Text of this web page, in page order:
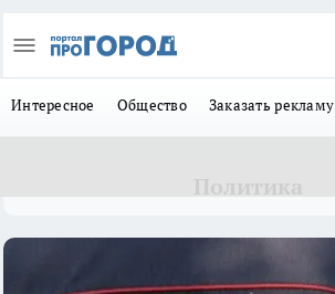
Интересное Общество Заказать рекламу